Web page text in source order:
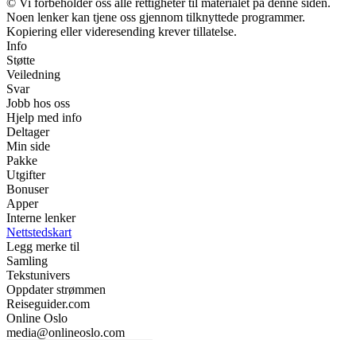
© Vi forbeholder oss alle rettigheter til materialet på denne siden.
Noen lenker kan tjene oss gjennom tilknyttede programmer.
Kopiering eller videresending krever tillatelse.
Info
Støtte
Veiledning
Svar
Jobb hos oss
Hjelp med info
Deltager
Min side
Pakke
Utgifter
Bonuser
Apper
Interne lenker
Nettstedskart
Legg merke til
Samling
Tekstunivers
Oppdater strømmen
Reiseguider.com
Online Oslo
media@onlineoslo.com